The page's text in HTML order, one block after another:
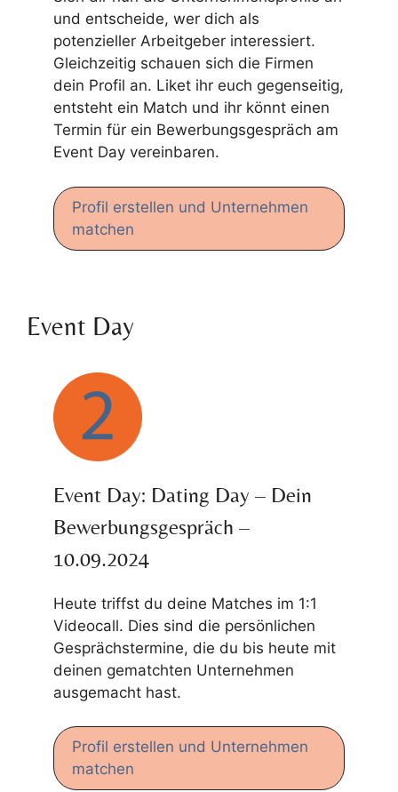
und entscheide, wer dich als
potenzieller Arbeitgeber interessiert.
Gleichzeitig schauen sich die Firmen
dein Profil an. Liket ihr euch gegenseitig,
entsteht ein Match und ihr könnt einen
Termin für ein Bewerbungsgespräch am
Event Day vereinbaren.
Profil erstellen und Unternehmen
matchen
Event Day
Event Day: Dating Day – Dein
Bewerbungsgespräch –
10.09.2024
Heute triffst du deine Matches im 1:1
Videocall. Dies sind die persönlichen
Gesprächstermine, die du bis heute mit
deinen gematchten Unternehmen
ausgemacht hast.
Profil erstellen und Unternehmen
matchen